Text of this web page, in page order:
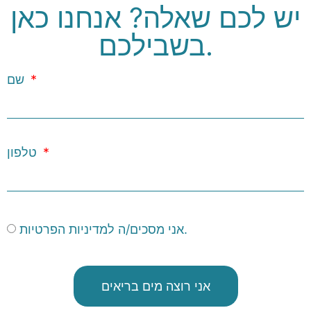
יש לכם שאלה? אנחנו כאן
בשבילכם.
אני מסכים/ה למדיניות הפרטיות.
אני רוצה מים בריאים